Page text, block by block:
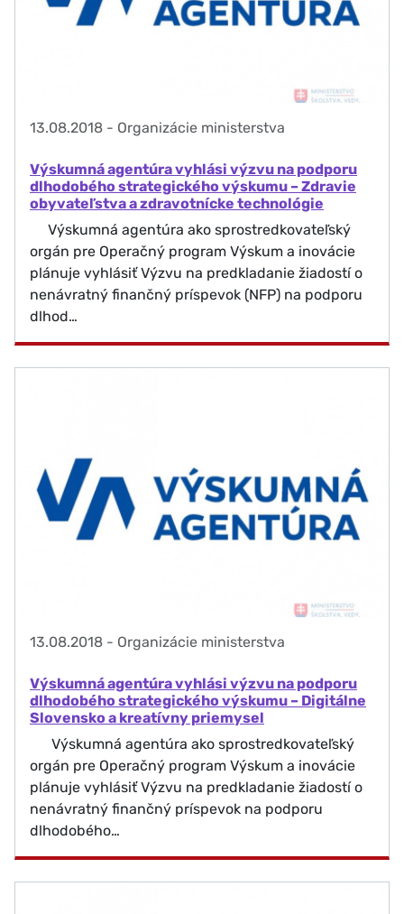
13.08.2018 - Organizácie ministerstva
Výskumná agentúra vyhlási výzvu na podporu
dlhodobého strategického výskumu – Zdravie
obyvateľstva a zdravotnícke technológie
Výskumná agentúra ako sprostredkovateľský
orgán pre Operačný program Výskum a inovácie
plánuje vyhlásiť Výzvu na predkladanie žiadostí o
nenávratný finančný príspevok (NFP) na podporu
dlhod…
13.08.2018 - Organizácie ministerstva
Výskumná agentúra vyhlási výzvu na podporu
dlhodobého strategického výskumu – Digitálne
Slovensko a kreatívny priemysel
Výskumná agentúra ako sprostredkovateľský
orgán pre Operačný program Výskum a inovácie
plánuje vyhlásiť Výzvu na predkladanie žiadostí o
nenávratný finančný príspevok na podporu
dlhodobého…